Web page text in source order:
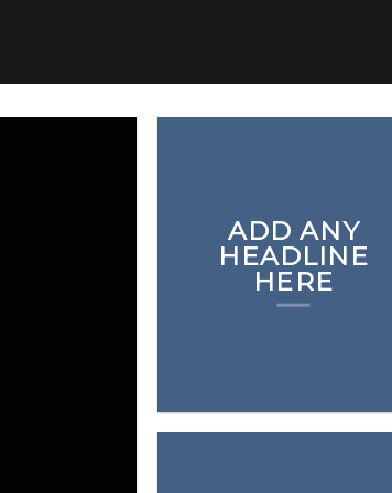
Add any text
ADD ANY
HEADLINE
HERE